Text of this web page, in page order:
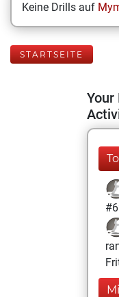
Keine Drills auf
STARTSEITE
Your